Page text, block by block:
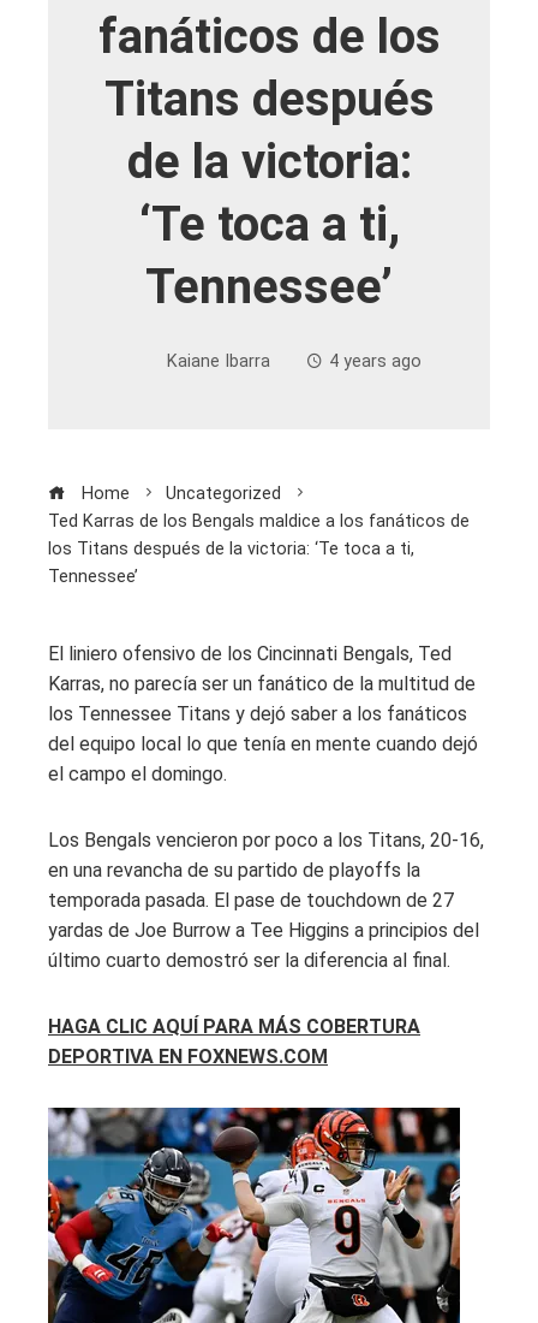
fanáticos de los
Titans después
de la victoria:
‘Te toca a ti,
Tennessee’
Kaiane Ibarra 4 years ago
Home
Uncategorized
Ted Karras de los Bengals maldice a los fanáticos de
los Titans después de la victoria: ‘Te toca a ti,
Tennessee’
El liniero ofensivo de los Cincinnati Bengals, Ted
Karras, no parecía ser un fanático de la multitud de
los Tennessee Titans y dejó saber a los fanáticos
del equipo local lo que tenía en mente cuando dejó
el campo el domingo.
Los Bengals vencieron por poco a los Titans, 20-16,
en una revancha de su partido de playoffs la
temporada pasada. El pase de touchdown de 27
yardas de Joe Burrow a Tee Higgins a principios del
último cuarto demostró ser la diferencia al final.
HAGA CLIC AQUÍ PARA MÁS COBERTURA
DEPORTIVA EN FOXNEWS.COM